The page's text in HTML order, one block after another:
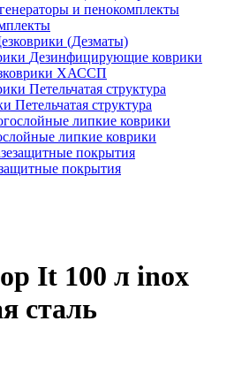
(Дезматы)
Дезинфицирующие коврики
ХАССП
структура
липкие коврики
покрытия
It 100 л inox
сталь